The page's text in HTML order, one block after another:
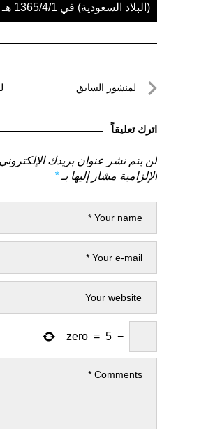
(البلاد السعودية) في 1365/4/1 هـ 1946/3/4 م
تصفّحلمنشور السابق
السابق
اترك تعليقاً
لن يتم نشر عنوان بريدك
الإلزامية مشار إليها بـ*
−
5
=
zero